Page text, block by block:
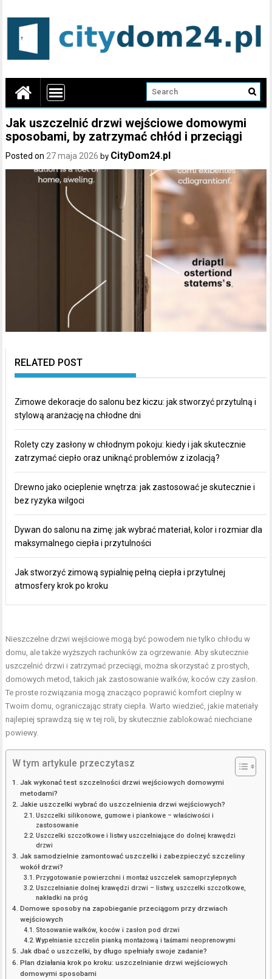
Jak uszczelnić drzwi wejściowe domowymi
sposobami, by zatrzymać chłód i przeciągi
Posted on 27 maja 2026 by CityDom24.pl
RELATED POST
Zimowe dekoracje do salonu bez kiczu: jak stworzyć przytulną i
stylową aranżację na chłodne dni
Rolety czy zasłony w chłodnym pokoju: kiedy i jak skutecznie
zatrzymać ciepło oraz uniknąć problemów z izolacją?
Drewno jako ocieplenie wnętrza: jak zastosować je skutecznie i
bez ryzyka wilgoci
Dywan do salonu na zimę: jak wybrać materiał, kolor i rozmiar dla
maksymalnego ciepła i przytulności
Jak stworzyć zimową sypialnię pełną ciepła i przytulnej
atmosfery krok po kroku
Nieszczelne drzwi wejściowe mogą być powodem nie tylko chłodu w
domu, ale także wyższych rachunków za ogrzewanie. Aby skutecznie
uszczelnić drzwi i zatrzymać przeciągi, można skorzystać z prostych,
domowych metod, takich jak zastosowanie wałków, koców czy zasłon.
Te proste rozwiązania mogą znacząco poprawić komfort cieplny w
Twoim domu, ograniczając straty ciepła. Warto wiedzieć, jakie materiały
najlepiej sprawdzą się w tej roli, by skutecznie zablokować niechciane
powiewy.
W tym artykule przeczytasz
Jak wykonać test szczelności drzwi wejściowych domowymi
metodami?
Jakie uszczelki wybrać do uszczelnienia drzwi wejściowych?
Uszczelki silikonowe, gumowe i piankowe – właściwości i
zastosowanie
Uszczelki szczotkowe i listwy uszczelniające do dolnej krawędzi
drzwi
Jak samodzielnie zamontować uszczelki i zabezpieczyć szczeliny
wokół drzwi?
Przygotowanie powierzchni i montaż uszczelek samoprzylepnych
Uszczelnianie dolnej krawędzi drzwi – listwy, uszczelki szczotkowe,
nakładki na próg
Domowe sposoby na zapobieganie przeciągom przy drzwiach
wejściowych
Stosowanie wałków, koców i zasłon pod drzwi
Wypełnianie szczelin pianką montażową i taśmami neoprenowymi
Jak dbać o uszczelki, by długo spełniały swoje zadanie?
Plan działania krok po kroku: uszczelnianie drzwi wejściowych
domowymi sposobami